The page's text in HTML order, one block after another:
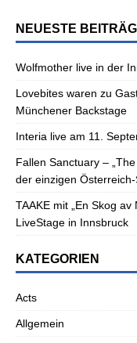
NEUESTE
Wolfmother live in der
Lovebites waren zu
Münchener Backstage
Interia live am 11.
Fallen Sanctuary –
der einzigen
TAAKE mit „En Skog
LiveStage in Innsbruck
KATEGORIEN
Acts
Allgemein